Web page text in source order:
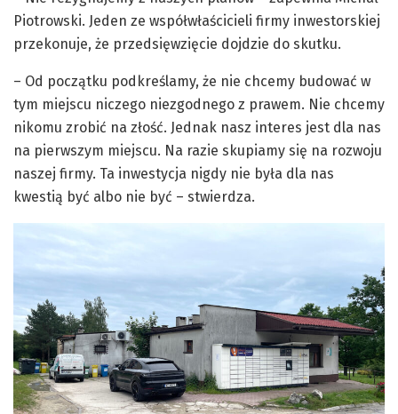
Piotrowski. Jeden ze współwłaścicieli firmy inwestorskiej
przekonuje, że przedsięwzięcie dojdzie do skutku.
– Od początku podkreślamy, że nie chcemy budować w
tym miejscu niczego niezgodnego z prawem. Nie chcemy
nikomu zrobić na złość. Jednak nasz interes jest dla nas
na pierwszym miejscu. Na razie skupiamy się na rozwoju
naszej firmy. Ta inwestycja nigdy nie była dla nas
kwestią być albo nie być – stwierdza.